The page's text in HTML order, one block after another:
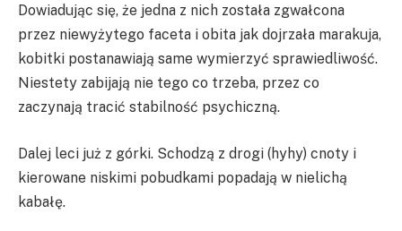
Dowiadując się, że jedna z nich została zgwałcona
przez niewyżytego faceta i obita jak dojrzała marakuja,
kobitki postanawiają same wymierzyć sprawiedliwość.
Niestety zabijają nie tego co trzeba, przez co
zaczynają tracić stabilność psychiczną.
Dalej leci już z górki. Schodzą z drogi (hyhy) cnoty i
kierowane niskimi pobudkami popadają w nielichą
kabałę.